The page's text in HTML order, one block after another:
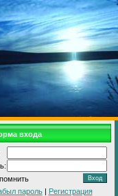
входа
пароль| Регистрация